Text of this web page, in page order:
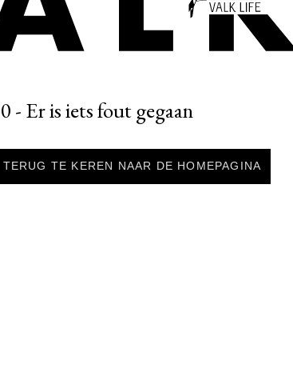
- Er is iets fout gegaan
TE KEREN NAAR DE HOMEPAGINA